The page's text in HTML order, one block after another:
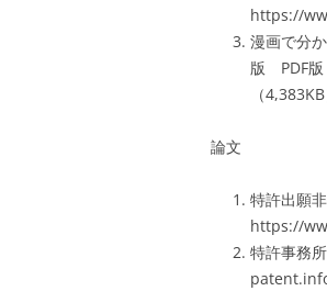
https://
漫画で分
版 PDF版
（
論文
特許出願
https://
特許事務